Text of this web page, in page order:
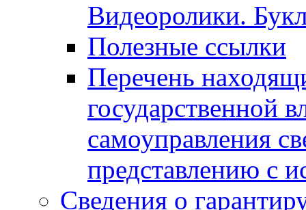
Видеоролики.
Полезные ссылки
Перечень
государственной
самоуправления
представлению с
Сведения о